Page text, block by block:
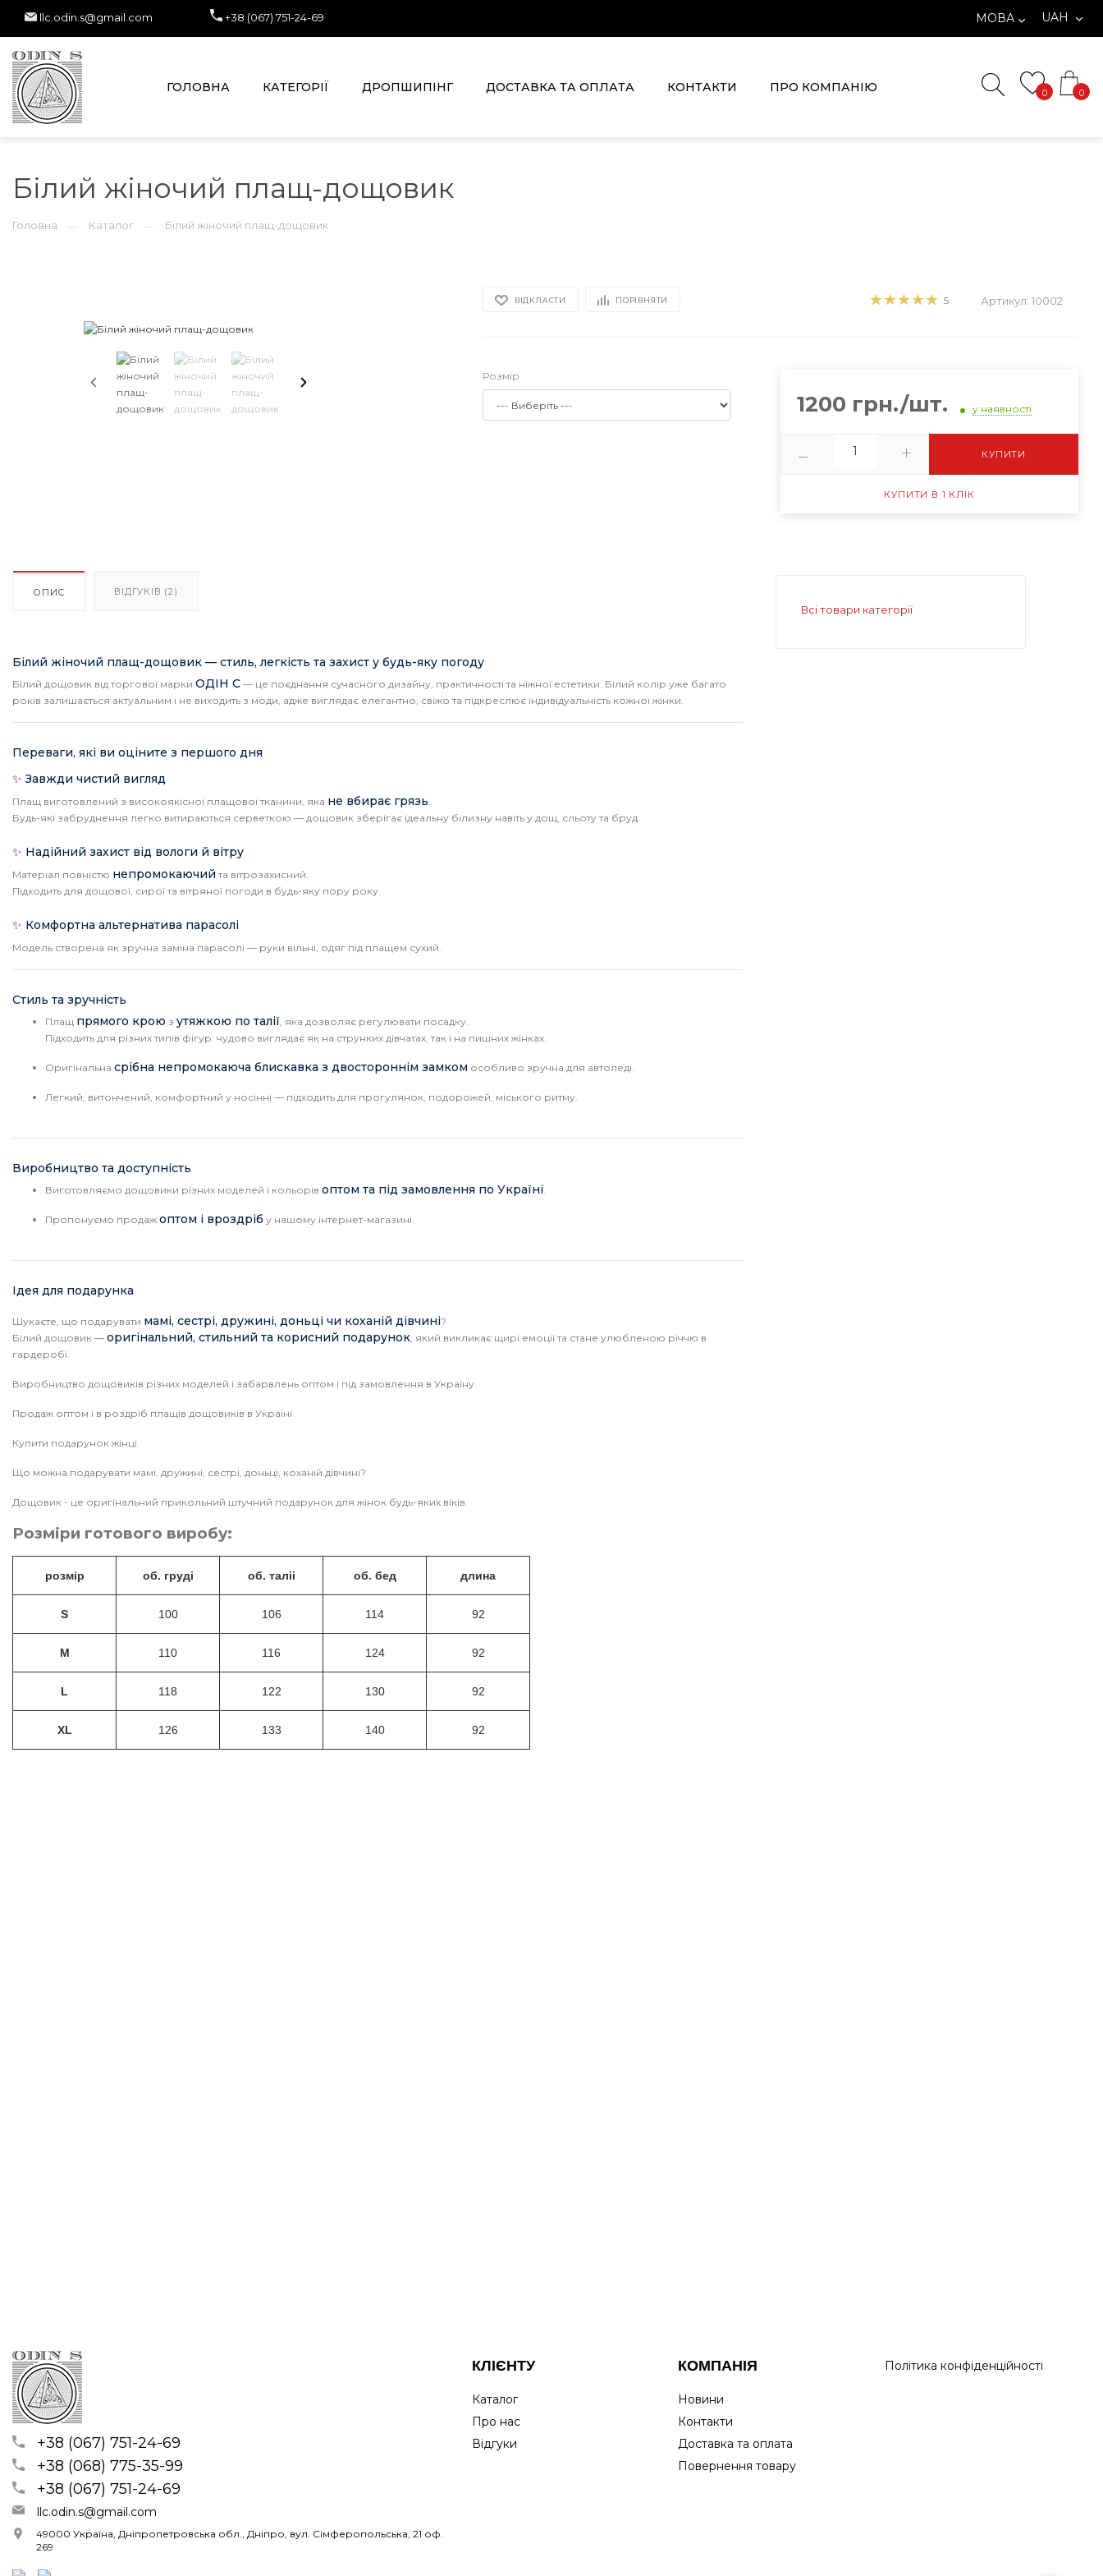
llc.odin.s@gmail.com +38 (067) 751-24-69 МОВА UAH
ГОЛОВНА КАТЕГОРІЇ ДРОПШИПІНГ ДОСТАВКА ТА ОПЛАТА КОНТАКТИ ПРО КОМПАНІЮ 0 0
Білий жіночий плащ-дощовик
Головна — Каталог — Білий жіночий плащ-дощовик
ВІДКЛАСТИ ПОРІВНЯТИ 5 Артикул: 10002
Розмір
1200 грн./шт. у наявності
КУПИТИ
КУПИТИ В 1 КЛІК
ОПИС ВІДГУКІВ (2)
Білий жіночий плащ-дощовик — стиль, легкість та захист у будь-яку погоду
Білий дощовик від торгової марки ОДІН С — це поєднання сучасного дизайну, практичності та ніжної естетики. Білий колір уже багато
років залишається актуальним і не виходить з моди, адже виглядає елегантно, свіжо та підкреслює індивідуальність кожної жінки.
Переваги, які ви оціните з першого дня
✨ Завжди чистий вигляд
Плащ виготовлений з високоякісної плащової тканини, яка не вбирає грязь.
Будь-які забруднення легко витираються серветкою — дощовик зберігає ідеальну білизну навіть у дощ, сльоту та бруд.
✨ Надійний захист від вологи й вітру
Матеріал повністю непромокаючий та вітрозахисний.
Підходить для дощової, сирої та вітряної погоди в будь-яку пору року.
✨ Комфортна альтернатива парасолі
Модель створена як зручна заміна парасолі — руки вільні, одяг під плащем сухий.
Стиль та зручність
Плащ прямого крою з утяжкою по талії, яка дозволяє регулювати посадку.
Підходить для різних типів фігур: чудово виглядає як на струнких дівчатах, так і на пишних жінках.
Оригінальна срібна непромокаюча блискавка з двостороннім замком особливо зручна для автоледі.
Легкий, витончений, комфортний у носінні — підходить для прогулянок, подорожей, міського ритму.
Виробництво та доступність
Виготовляємо дощовики різних моделей і кольорів оптом та під замовлення по Україні.
Пропонуємо продаж оптом і вроздріб у нашому інтернет-магазині.
Ідея для подарунка
Шукаєте, що подарувати мамі, сестрі, дружині, доньці чи коханій дівчині?
Білий дощовик — оригінальний, стильний та корисний подарунок, який викликає щирі емоції та стане улюбленою річчю в
гардеробі.
Виробництво дощовиків різних моделей і забарвлень оптом і під замовлення в Україну
Продаж оптом і в роздріб плащів дощовиків в Україні
Купити подарунок жінці.
Що можна подарувати мамі, дружині, сестрі, доньці, коханій дівчині?
Дощовик - це оригінальний прикольний штучний подарунок для жінок будь-яких віків.
Розміри готового виробу:
розмір об. груді об. таліі об. бед длина
S 100 106 114 92
M 110 116 124 92
L 118 122 130 92
XL 126 133 140 92
Всі товари категорії
+38 (067) 751-24-69
+38 (068) 775-35-99
+38 (067) 751-24-69
llc.odin.s@gmail.com
49000 Україна, Дніпропетровська обл., Дніпро, вул. Сімферопольська, 21 оф.
269
КЛІЄНТУ
Каталог
Про нас
Відгуки
КОМПАНІЯ
Новини
Контакти
Доставка та оплата
Повернення товару
Політика конфіденційності